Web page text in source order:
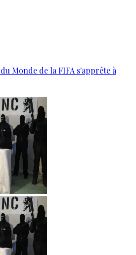
Monde de la FIFA s'apprête à